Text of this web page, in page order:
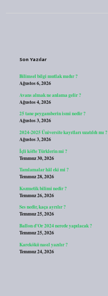
Son Yazılar
Bilimsel bilgi mutlak mıdır ?
Ağustos 6, 2026
Avans almak ne anlama gelir ?
Ağustos 4, 2026
25 tane peygamberin ismi nedir ?
Ağustos 3, 2026
2024-2025 Üniversite kayıtları uzatıldı mı ?
Ağustos 3, 2026
İçli köfte Türklerin mi ?
Temmuz 30, 2026
Tamlamalar hâl eki mi ?
Temmuz 28, 2026
Kozmetik bilimi nedir ?
Temmuz 26, 2026
Ses nedir, kaça ayrılır ?
Temmuz 25, 2026
Ballon d’Or 2024 nerede yapılacak ?
Temmuz 25, 2026
Karekökü nasıl yazılır ?
Temmuz 24, 2026